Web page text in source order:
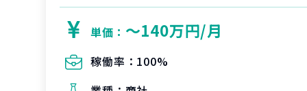
単価： 〜140万円/月
稼働率： 100%